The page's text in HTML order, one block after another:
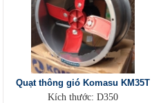
Quạt thông gió Komasu KM35T
Kích thước: D350